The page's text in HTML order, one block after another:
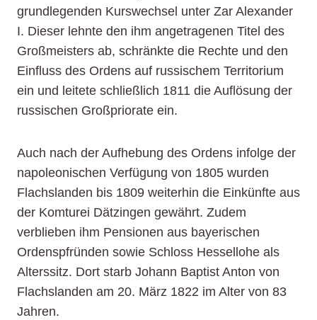
grundlegenden Kurswechsel unter Zar Alexander
I. Dieser lehnte den ihm angetragenen Titel des
Großmeisters ab, schränkte die Rechte und den
Einfluss des Ordens auf russischem Territorium
ein und leitete schließlich 1811 die Auflösung der
russischen Großpriorate ein.
Auch nach der Aufhebung des Ordens infolge der
napoleonischen Verfügung von 1805 wurden
Flachslanden bis 1809 weiterhin die Einkünfte aus
der Komturei Dätzingen gewährt. Zudem
verblieben ihm Pensionen aus bayerischen
Ordenspfründen sowie Schloss Hessellohe als
Alterssitz. Dort starb Johann Baptist Anton von
Flachslanden am 20. März 1822 im Alter von 83
Jahren.